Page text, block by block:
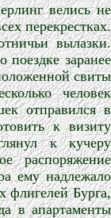
велись не
перекрестках.
вылазки.
заранее
свиты
человек
отправился в
к визиту
к кучеру
распоряжение
ему надлежало
флигелей Бурга,
в апартаменты